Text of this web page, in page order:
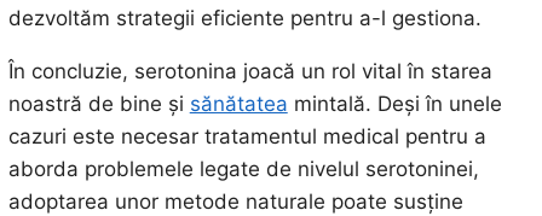
dezvoltăm strategii eficiente pentru a-l gestiona.
În concluzie, serotonina joacă un rol vital în starea
noastră de bine și sănătatea mintală. Deși în unele
cazuri este necesar tratamentul medical pentru a
aborda problemele legate de nivelul serotoninei,
adoptarea unor metode naturale poate susține